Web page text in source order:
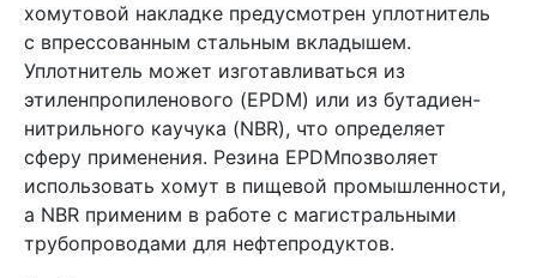
хомутовой накладке предусмотрен уплотнитель
с впрессованным стальным вкладышем.
Уплотнитель может изготавливаться из
этиленпропиленового (EPDM) или из бутадиен-
нитрильного каучука (NBR), что определяет
сферу применения. Резина EPDMпозволяет
использовать хомут в пищевой промышленности,
а NBR применим в работе с магистральными
трубопроводами для нефтепродуктов.